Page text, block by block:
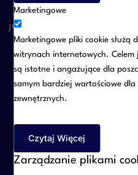
Spory między
jedne z najtrudniejszych
Reprezentujemy klientów
–
– uchylenia lub
–
– sporów o dopłaty,
– niewykonania
Marketingowe
Marketingowe pliki cookie służą
witrynach internetowych. Celem
są istotne i angażujące dla
samym bardziej wartościowe
zewnętrznych.
Czytaj Więcej
Zarządzanie plikami